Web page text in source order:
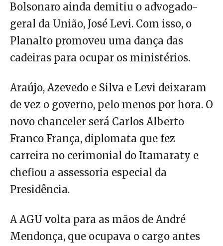
Bolsonaro ainda demitiu o advogado-
geral da União, José Levi. Com isso, o
Planalto promoveu uma dança das
cadeiras para ocupar os ministérios.
Araújo, Azevedo e Silva e Levi deixaram
de vez o governo, pelo menos por hora. O
novo chanceler será Carlos Alberto
Franco França, diplomata que fez
carreira no cerimonial do Itamaraty e
chefiou a assessoria especial da
Presidência.
A AGU volta para as mãos de André
Mendonça, que ocupava o cargo antes